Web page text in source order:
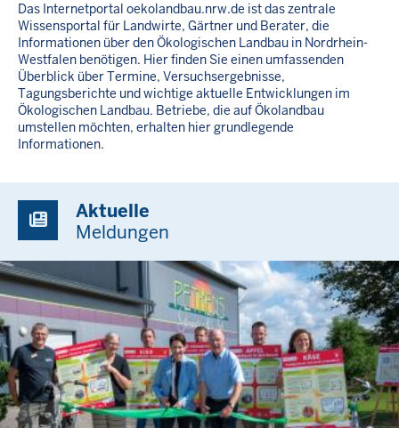
Das Internetportal oekolandbau.nrw.de ist das zentrale
Wissensportal für Landwirte, Gärtner und Berater, die
Informationen über den Ökologischen Landbau in Nordrhein-
Westfalen benötigen. Hier finden Sie einen umfassenden
Überblick über Termine, Versuchsergebnisse,
Tagungsberichte und wichtige aktuelle Entwicklungen im
Ökologischen Landbau. Betriebe, die auf Ökolandbau
umstellen möchten, erhalten hier grundlegende
Informationen.
Aktuelle
Meldungen